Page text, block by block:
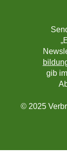
gib
© 2025